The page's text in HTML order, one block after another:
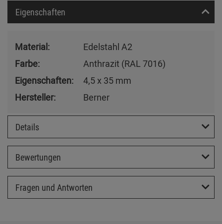
Eigenschaften
Material:
Edelstahl A2
Farbe:
Anthrazit (RAL 7016)
Eigenschaften:
4,5 x 35 mm
Hersteller:
Berner
Details
Bewertungen
Fragen und Antworten